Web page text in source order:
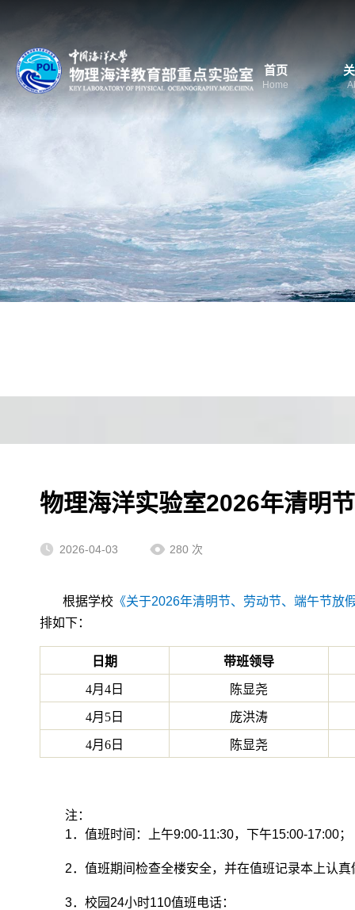
首页
Home
物理海洋实验室2026年清明
2026-04-03 280 次
根据学校 《关于2026年清明节、劳动节、端午节放
排如下：
日期 带班领导
4月4日 陈显尧
4月5日 庞洪涛
4月6日 陈显尧
注：
1．值班时间：上午9:00-11:30，下午15:00-17:00；
2． 值班期间检查全楼安全，并在值班记录本上认
3．校园 24小时110值班电话：